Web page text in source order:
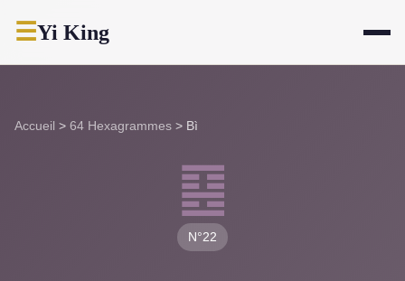
☰Yi King
Accueil > 64 Hexagrammes > Bì
䷕
N°22